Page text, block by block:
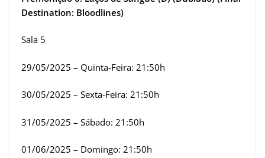
Destination: Bloodlines)
Sala 5
29/05/2025 – Quinta-Feira: 21:50h
30/05/2025 – Sexta-Feira: 21:50h
31/05/2025 – Sábado: 21:50h
01/06/2025 – Domingo: 21:50h